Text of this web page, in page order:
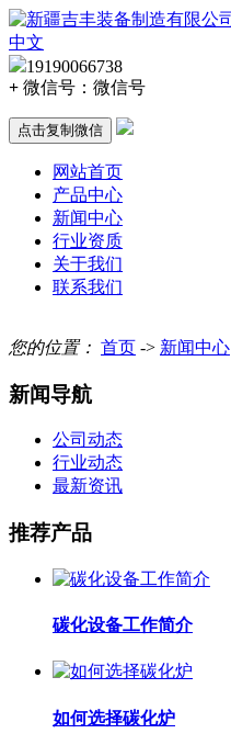
中文
19190066738
+ 微信号： 微信号
点击复制微信
网站首页
产品中心
新闻中心
行业资质
关于我们
联系我们
您的位置： 首页 -> 新闻中心
新闻导航
公司动态
行业动态
最新资讯
推荐产品
碳化设备工作简介
如何选择碳化炉